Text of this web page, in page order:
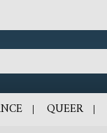
QUEER